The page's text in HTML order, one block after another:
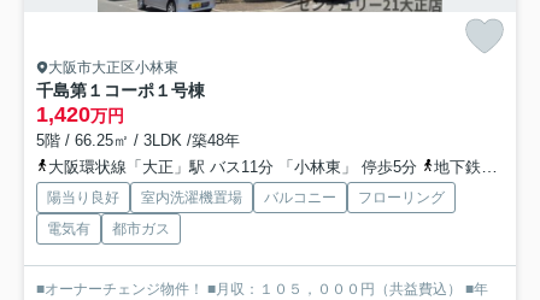
大阪市大正区小林東
千島第１コーポ１号棟
1,420万円
5階 / 66.25㎡ / 3LDK /築48年
大阪環状線「大正」駅 バス11分 「小林東」 停歩5分
地下鉄長堀鶴見緑地「大正」駅 バス11分 「小林東」 停歩5分
陽当り良好 室内洗濯機置場 バルコニー
フローリング
電気有
都市ガス
■オーナーチェンジ物件！ ■月収：１０５，０００円（共益費込） ■年